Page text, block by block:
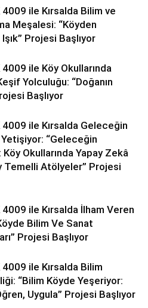
ile Kırsalda Bilim ve
Meşalesi: “Köyden
Projesi Başlıyor
ile Köy Okullarında
Yolculuğu: “Doğanın
Başlıyor
4009 ile Kırsalda Geleceğin
“Geleceğin
Okullarında Yapay Zekâ
Temelli Atölyeler” Projesi
ile Kırsalda İlham Veren
Bilim Ve Sanat
Projesi Başlıyor
ile Kırsalda Bilim
“Bilim Köyde Yeşeriyor:
Uygula” Projesi Başlıyor